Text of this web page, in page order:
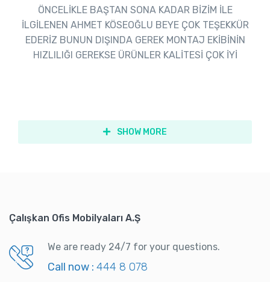
ÖNCELİKLE BAŞTAN SONA KADAR BİZİM İLE
İLGİLENEN AHMET KÖSEOĞLU BEYE ÇOK TEŞEKKÜR
EDERİZ BUNUN DIŞINDA GEREK MONTAJ EKİBİNİN
HIZLILIĞI GEREKSE ÜRÜNLER KALİTESİ ÇOK İYİ
SHOW MORE
Çalışkan Ofis Mobilyaları A.Ş
We are ready 24/7 for your questions.
Call now : 444 8 078